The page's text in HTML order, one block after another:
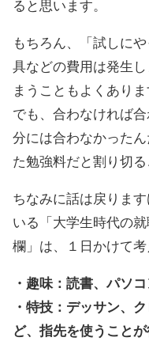
ると思います。
もちろん、「試しに
具などの費用は発生
まうこともよくありま
でも、合わなければ
分には合わなかった
た勉強料だと割り切る
ちなみに話は戻りま
いる「大学生時代の
欄」は、１日かけて考
・趣味：読書、パソ
・特技：デッサン、
ど、指先を使うことが